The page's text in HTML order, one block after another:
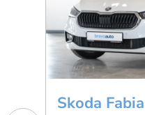
Skoda Fabia